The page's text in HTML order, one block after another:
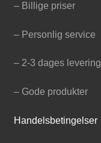
– Billige priser
– Personlig service
– 2-3 dages levering
– Gode produkter
Handelsbetingelser